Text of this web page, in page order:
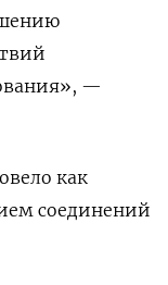
—
как
соединений